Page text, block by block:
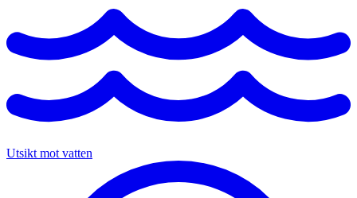
Utsikt mot vatten